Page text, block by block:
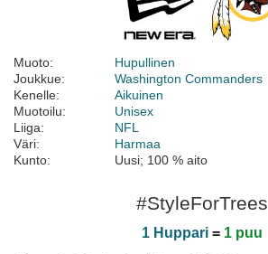
Muoto:
Hupullinen
Joukkue:
Washington Commanders
Kenelle:
Aikuinen
Muotoilu:
Unisex
Liiga:
NFL
Väri:
Harmaa
Kunto:
Uusi; 100 % aito
#StyleForTrees
1 Huppari = 1 puu